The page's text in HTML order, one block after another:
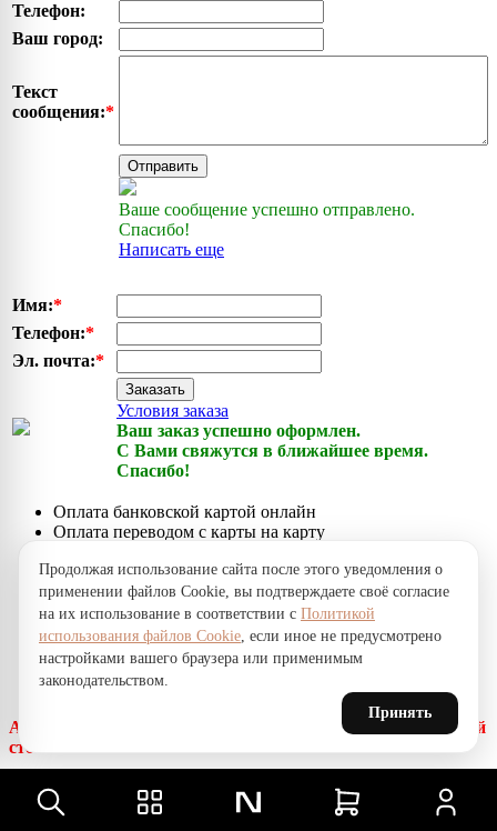
Телефон:
Ваш город:
Текст
сообщения:*
Отправить
Ваше сообщение успешно отправлено.
Спасибо!
Написать еще
Имя:*
Телефон:*
Эл. почта:*
Заказать
Условия заказа
Ваш заказ успешно оформлен.
С Вами свяжутся в ближайшее время.
Спасибо!
Оплата банковской картой онлайн
Оплата переводом с карты на карту
Доставка по городу собственной курьерской службой
Срочная доставка по городу через сервисы доставки
Почтовая доставка заказов по Казахстану
Самовывоз заказов из офиса онлайн-супермаркета
NICKOL.KZ
Акция! Доставка заказов бесплатная, независимо от общей
стоимости заказа.
Продолжая использование сайта после этого уведомления о
применении файлов Cookie, вы подтверждаете своё согласие
на их использование в соответствии с Политикой
использования файлов Cookie, если иное не предусмотрено
настройками вашего браузера или применимым
законодательством.
Принять